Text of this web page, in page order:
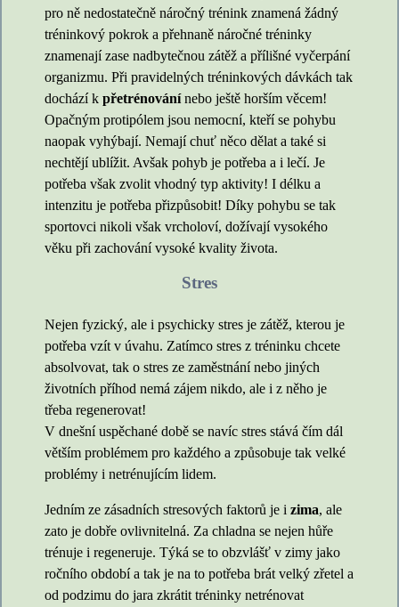
pro ně nedostatečně náročný trénink znamená žádný
tréninkový pokrok a přehnaně náročné tréninky
znamenají zase nadbytečnou zátěž a přílišné vyčerpání
organizmu. Při pravidelných tréninkových dávkách tak
dochází k přetrénovánínebo ještě horším věcem!
Opačným protipólem jsou nemocní, kteří se pohybu
naopak vyhýbají. Nemají chuť něco dělat a také si
nechtějí ublížit. Avšak pohyb je potřeba a i lečí. Je
potřeba však zvolit vhodný typ aktivity! I délku a
intenzitu je potřeba přizpůsobit! Díky pohybu se tak
sportovci nikoli však vrcholoví, dožívají vysokého
věku při zachování vysoké kvality života.
Stres
Nejen fyzický, ale i psychicky stres je zátěž, kterou je
potřeba vzít v úvahu. Zatímco stres z tréninku chcete
absolvovat, tak o stres ze zaměstnání nebo jiných
životních příhod nemá zájem nikdo, ale i z něho je
třeba regenerovat!
V dnešní uspěchané době se navíc stres stává čím dál
větším problémem pro každého a způsobuje tak velké
problémy i netrénujícím lidem.
Jedním ze zásadních stresových faktorů je i zima, ale
zato je dobře ovlivnitelná. Za chladna se nejen hůře
trénuje i regeneruje. Týká se to obzvlášť v zimy jako
ročního období a tak je na to potřeba brát velký zřetel a
od podzimu do jara zkrátit tréninky netrénovat